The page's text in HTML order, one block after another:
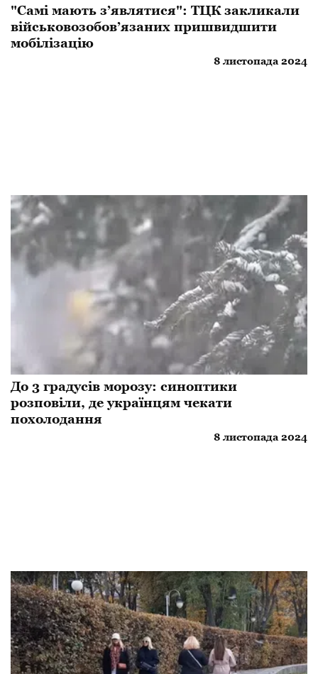
"Самі мають з’являтися": ТЦК закликали
військовозобов’язаних пришвидшити
мобілізацію
8 листопада 2024
До 3 градусів морозу: синоптики
розповіли, де українцям чекати
похолодання
8 листопада 2024